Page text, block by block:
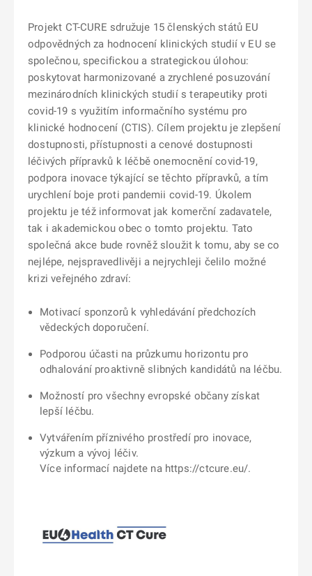
Projekt CT-CURE sdružuje 15 členských států EU
odpovědných za hodnocení klinických studií v EU se
společnou, specifickou a strategickou úlohou:
poskytovat harmonizované a zrychlené posuzování
mezinárodních klinických studií s terapeutiky proti
covid-19 s využitím informačního systému pro
klinické hodnocení (CTIS). Cílem projektu je zlepšení
dostupnosti, přístupnosti a cenové dostupnosti
léčivých přípravků k léčbě onemocnění covid-19,
podpora inovace týkající se těchto přípravků, a tím
urychlení boje proti pandemii covid-19. Úkolem
projektu je též informovat jak komerční zadavatele,
tak i akademickou obec o tomto projektu. Tato
společná akce bude rovněž sloužit k tomu, aby se co
nejlépe, nejspravedlivěji a nejrychleji čelilo možné
krizi veřejného zdraví:
Motivací sponzorů k vyhledávání předchozích
vědeckých doporučení.
Podporou účasti na průzkumu horizontu pro
odhalování proaktivně slibných kandidátů na léčbu.
Možností pro všechny evropské občany získat
lepší léčbu.
Vytvářením příznivého prostředí pro inovace,
výzkum a vývoj léčiv.
Více informací najdete na https://ctcure.eu/.